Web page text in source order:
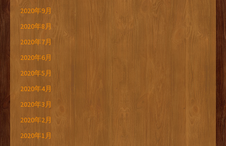
2020年9月
2020年8月
2020年7月
2020年6月
2020年5月
2020年4月
2020年3月
2020年2月
2020年1月